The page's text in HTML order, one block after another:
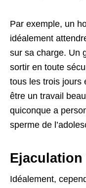
Par exemple, un
idéalement
sur sa charge. Un
sortir en toute
tous les trois jours
être un travail
quiconque a
sperme de
Idéalement,